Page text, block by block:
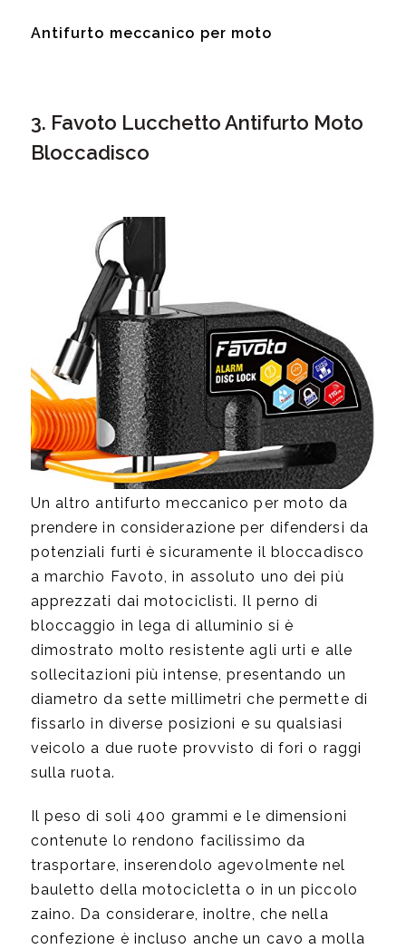
Antifurto meccanico per moto
3. Favoto Lucchetto Antifurto Moto
Bloccadisco
Un altro antifurto meccanico per moto da
prendere in considerazione per difendersi da
potenziali furti è sicuramente il bloccadisco
a marchio Favoto, in assoluto uno dei più
apprezzati dai motociclisti. Il perno di
bloccaggio in lega di alluminio si è
dimostrato molto resistente agli urti e alle
sollecitazioni più intense, presentando un
diametro da sette millimetri che permette di
fissarlo in diverse posizioni e su qualsiasi
veicolo a due ruote provvisto di fori o raggi
sulla ruota.
Il peso di soli 400 grammi e le dimensioni
contenute lo rendono facilissimo da
trasportare, inserendolo agevolmente nel
bauletto della motocicletta o in un piccolo
zaino. Da considerare, inoltre, che nella
confezione è incluso anche un cavo a molla